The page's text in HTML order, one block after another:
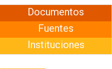
Documentos
Fuentes
Instituciones